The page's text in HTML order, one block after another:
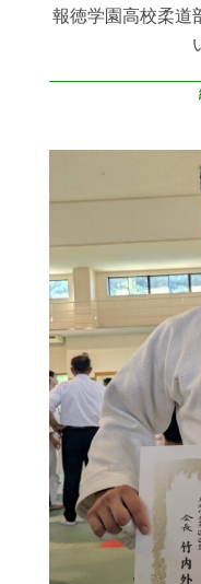
報徳学園高校柔道